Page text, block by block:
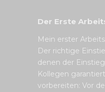
Der Erste
Mein erster
Der richtige
denen der
Kollegen
vorbereiten: Vor